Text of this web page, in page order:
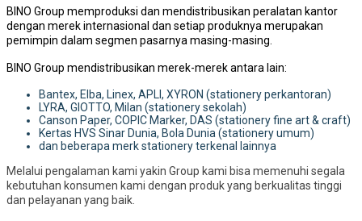
BINO Group memproduksi dan mendistribusikan peralatan kantor
dengan merek internasional dan setiap produknya merupakan
pemimpin dalam segmen pasarnya masing-masing.
BINO Group mendistribusikan merek-merek antara lain:
Bantex, Elba, Linex, APLI, XYRON (stationery perkantoran)
LYRA, GIOTTO, Milan (stationery sekolah)
Canson Paper, COPIC Marker, DAS (stationery fine art & craft)
Kertas HVS Sinar Dunia, Bola Dunia (stationery umum)
dan beberapa merk stationery terkenal lainnya
Melalui pengalaman kami yakin Group kami bisa memenuhi segala
kebutuhan konsumen kami dengan produk yang berkualitas tinggi
dan pelayanan yang baik.